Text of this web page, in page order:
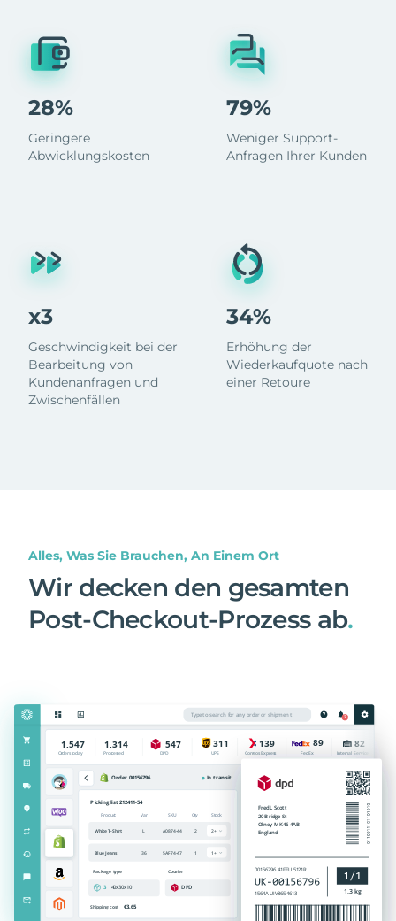
28%
Geringere
Abwicklungskosten
x3
Geschwindigkeit bei der
Bearbeitung von
Kundenanfragen und
Zwischenfällen
79%
Weniger Support-
Anfragen Ihrer Kunden
34%
Erhöhung der
Wiederkaufquote nach
einer Retoure
Alles, Was Sie Brauchen, An Einem Ort
Wir decken den gesamten
Post-Checkout-Prozess ab.